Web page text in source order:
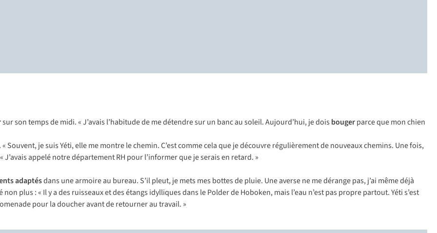
sur son temps de midi. « J’avais l’habitude de me détendre sur un banc au soleil. Aujourd’hui, je dois bougerparce que mon chien
je suis Yéti, elle me montre le chemin. C’est comme cela que je découvre régulièrement de nouveaux chemins. Une fois,
appelé notre département RH pour l’informer que je serais en retard. »
adaptésdans une armoire au bureau. S’il pleut, je mets mes bottes de pluie. Une averse ne me dérange pas, j’ai même déjà
non plus : « Il y a des ruisseaux et des étangs idylliques dans le Polder de Hoboken, mais l’eau n’est pas propre partout. Yéti s’est
pour la doucher avant de retourner au travail. »